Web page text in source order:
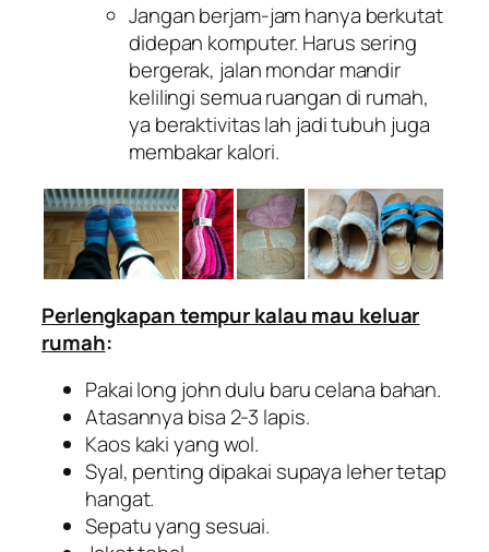
Jangan berjam-jam hanya berkutat
didepan komputer. Harus sering
bergerak, jalan mondar mandir
kelilingi semua ruangan di rumah,
ya beraktivitas lah jadi tubuh juga
membakar kalori.
Perlengkapan tempur kalau mau keluar
rumah:
Pakailong johndulu baru celana bahan.
Atasannya bisa 2-3 lapis.
Kaos kaki yang wol.
Syal, penting dipakai supaya leher tetap
hangat.
Sepatu yang sesuai.